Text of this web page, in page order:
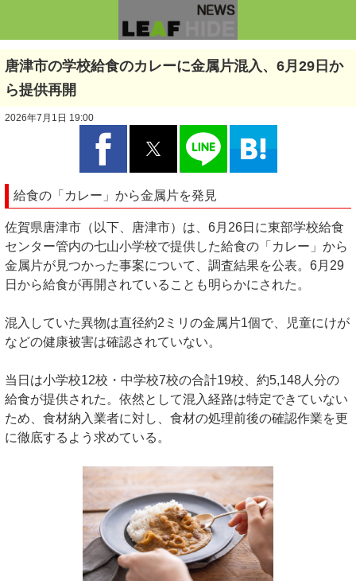
唐津市の学校給食のカレーに金属片混入、6月29日か
ら提供再開
2026年7月1日 19:00
給食の「カレー」から金属片を発見
佐賀県唐津市（以下、唐津市）は、6月26日に東部学校給食
センター管内の七山小学校で提供した給食の「カレー」から
金属片が見つかった事案について、調査結果を公表。6月29
日から給食が再開されていることも明らかにされた。
混入していた異物は直径約2ミリの金属片1個で、児童にけが
などの健康被害は確認されていない。
当日は小学校12校・中学校7校の合計19校、約5,148人分の
給食が提供された。依然として混入経路は特定できていない
ため、食材納入業者に対し、食材の処理前後の確認作業を更
に徹底するよう求めている。